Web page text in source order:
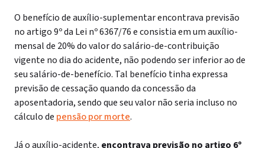
O benefício de auxílio-suplementar encontrava previsão
no artigo 9º da Lei nº 6367/76 e consistia em um auxílio-
mensal de 20% do valor do salário-de-contribuição
vigente no dia do acidente, não podendo ser inferior ao de
seu salário-de-benefício. Tal benefício tinha expressa
previsão de cessação quando da concessão da
aposentadoria, sendo que seu valor não seria incluso no
cálculo de pensão por morte.
Já o auxílio-acidente, encontrava previsão no artigo 6º